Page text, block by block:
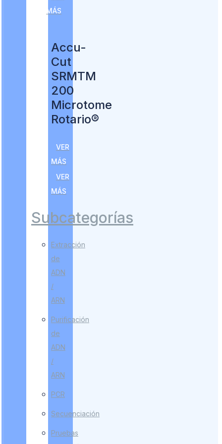
MÁS
Accu-
Cut
SRMTM
200
Microtome
Rotario®
VER
MÁS
VER
MÁS
Subcategorías
Extracción
de
ADN
/
ARN
Purificación
de
ADN
/
ARN
PCR
Secuenciación
Pruebas